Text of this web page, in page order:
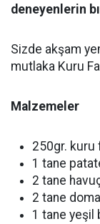
deneyenlerin
Sizde akşam
mutlaka Kuru
Malzemeler
250gr. kuru
1 tane
2 tane
2 tane
1 tane yeşil